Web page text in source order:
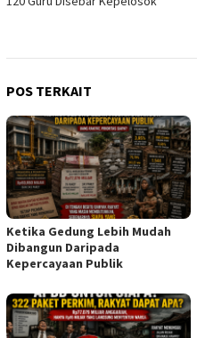
pos
POS TERKAIT
Ketika Gedung Lebih Mudah
Dibangun Daripada
Kepercayaan Publik